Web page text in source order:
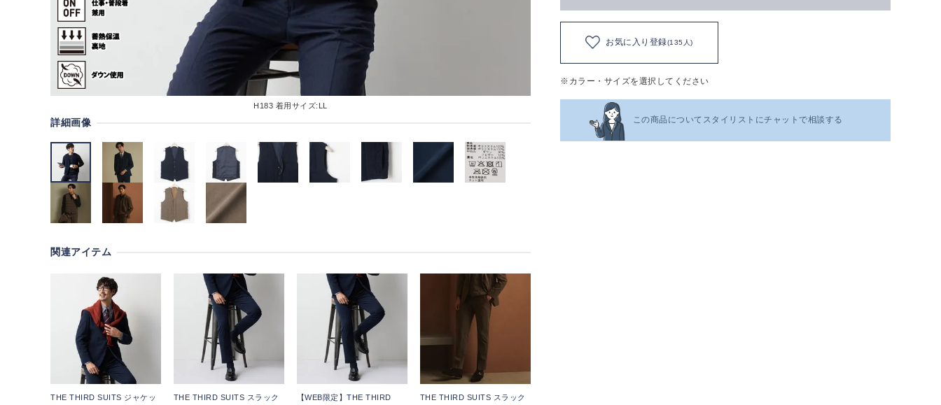
H183 着用サイズ:LL
詳細画像
関連アイテム
THE THIRD SUITS ジャケッ
THE THIRD SUITS スラック
【WEB限定】THE THIRD
THE THIRD SUITS スラック
お気に入り登録(135人)
※カラー・サイズを選択してください
この商品についてスタイリストにチャットで相談する